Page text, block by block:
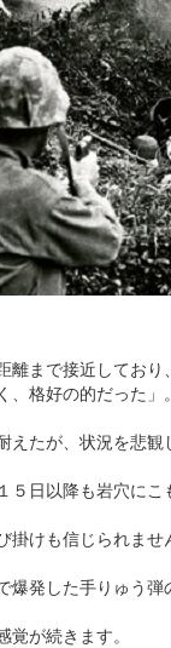
離まで接近してお
、格好の的だった」
えたが、状況を悲
５日以降も岩穴にこ
掛けも信じられませ
爆発した手りゅう
が続きます。